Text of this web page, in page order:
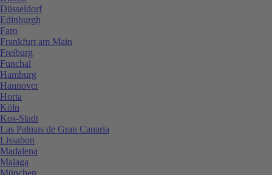
Düsseldorf
Edinburgh
Faro
Frankfurt am Main
Freiburg
Funchal
Hamburg
Hannover
Horta
Köln
Kos-Stadt
Las Palmas de Gran Canaria
Lissabon
Madalena
Malaga
München